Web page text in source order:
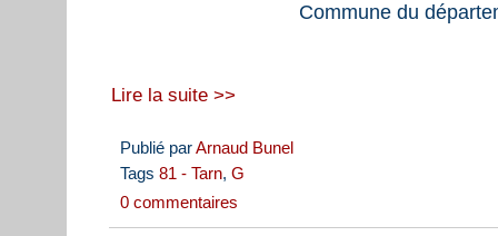
Commune du
Lire la suite >>
Publié parArnaud Bunel
Tags 81 - Tarn, G
0 commentaires